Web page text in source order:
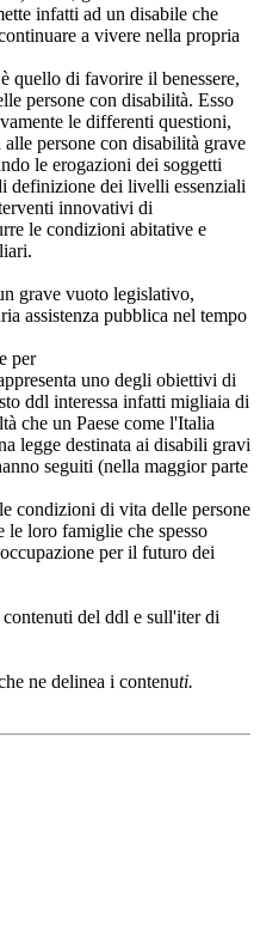
infatti ad un disabile che
a vivere nella propria
quello di favorire il benessere,
persone con disabilità. Esso
le differenti questioni,
persone con disabilità grave
le erogazioni dei soggetti
definizione dei livelli essenziali
innovativi di
le condizioni abitative e
grave vuoto legislativo,
assistenza pubblica nel tempo
per
uno degli obiettivi di
ddl interessa infatti migliaia di
che un Paese come l'Italia
legge destinata ai disabili gravi
seguiti (nella maggior parte
condizioni di vita delle persone
le loro famiglie che spesso
per il futuro dei
del ddl e sull'iter di
ne delinea i contenuti.